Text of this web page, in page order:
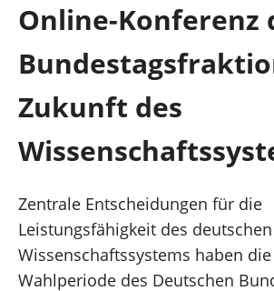
Hagen und südlicher Ennepe-
Über mich
Kontakt
Presse
Reden
Online-Konferenz
Zukunft des
Zentrale Entscheidungen für die
Leistungsfähigkeit des deutschen
Wissenschaftssystems haben
Wahlperiode des Deutschen